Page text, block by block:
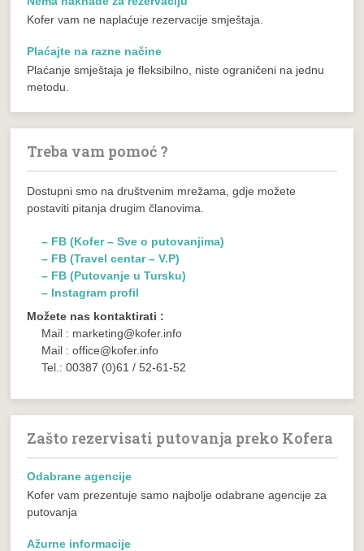
Kofer vam ne naplaćuje rezervacije smještaja.
Plaćajte na razne načine
Plaćanje smještaja je fleksibilno, niste ograničeni na jednu
metodu.
Treba vam pomoć ?
Dostupni smo na društvenim mrežama, gdje možete
postaviti pitanja drugim članovima.
– FB (Kofer – Sve o putovanjima)
– FB (Travel centar – V.P)
– FB (Putovanje u Tursku)
– Instagram profil
Možete nas kontaktirati :
Mail : marketing@kofer.info
Mail : office@kofer.info
Tel.: 00387 (0)61 / 52-61-52
Zašto rezervisati putovanja preko Kofera
Odabrane agencije
Kofer vam prezentuje samo najbolje odabrane agencije za
putovanja
Ažurne informacije